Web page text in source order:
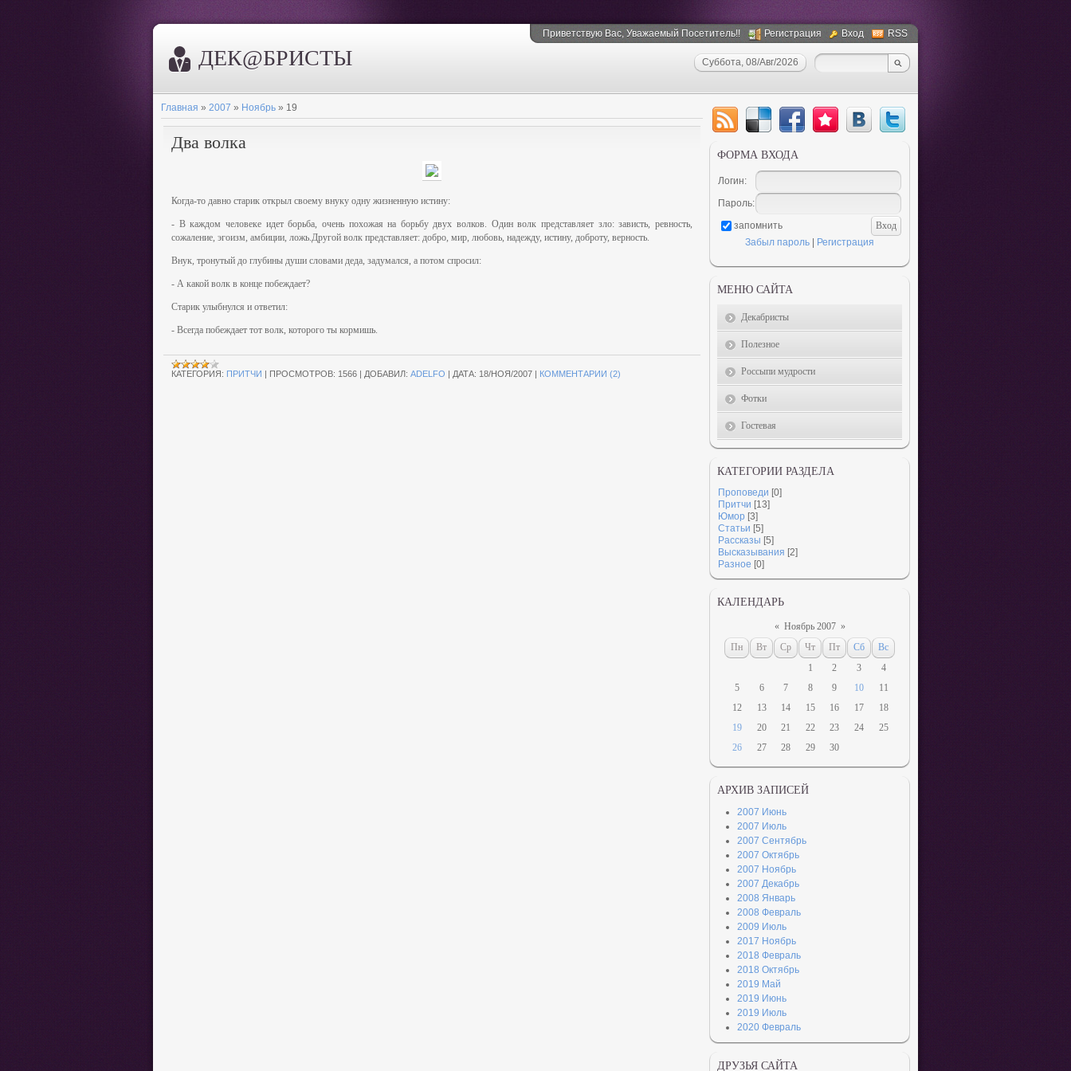
Приветствую Вас, Уважаемый Посетитель!! Регистрация Вход RSS
ДЕК@БРИСТЫ Суббота, 08/Авг/2026
Главная » 2007 » Ноябрь » 19
Два волка
Когда-то давно старик открыл своему внуку одну жизненную истину:
- В каждом человеке идет борьба, очень похожая на борьбу двух волков. Один волк представляет зло: зависть, ревность,
сожаление, эгоизм, амбиции, ложь.Другой волк представляет: добро, мир, любовь, надежду, истину, доброту, верность.
Внук, тронутый до глубины души словами деда, задумался, а потом спросил:
- А какой волк в конце побеждает?
Cтарик улыбнулся и ответил:
- Всегда побеждает тот волк, которого ты кормишь.
КАТЕГОРИЯ: ПРИТЧИ | ПРОСМОТРОВ: 1566 | ДОБАВИЛ: ADELFO | ДАТА: 18/НОЯ/2007 | КОММЕНТАРИИ (2)
ФОРМА ВХОДА
Логин:
Пароль:
запомнить
Забыл пароль
Регистрация
МЕНЮ САЙТА
Декабристы
Полезное
Россыпи мудрости
Фотки
Гостевая
КАТЕГОРИИ РАЗДЕЛА
Проповеди [0]
Притчи [13]
Юмор [3]
Статьи [5]
Рассказы [5]
Высказывания [2]
Разное [0]
КАЛЕНДАРЬ
« Ноябрь 2007 »
Пн
Вт Ср Чт Пт Сб
Вс
1
2 3
4
5
6 7 8 9 10
11
12
13 14 15 16 17
18
19
20 21 22 23 24
25
26
27 28 29 30
АРХИВ ЗАПИСЕЙ
2007 Июнь
2007 Июль
2007 Сентябрь
2007 Октябрь
2007 Ноябрь
2007 Декабрь
2008 Январь
2008 Февраль
2009 Июль
2017 Ноябрь
2018 Февраль
2018 Октябрь
2019 Май
2019 Июнь
2019 Июль
2020 Февраль
ДРУЗЬЯ САЙТА